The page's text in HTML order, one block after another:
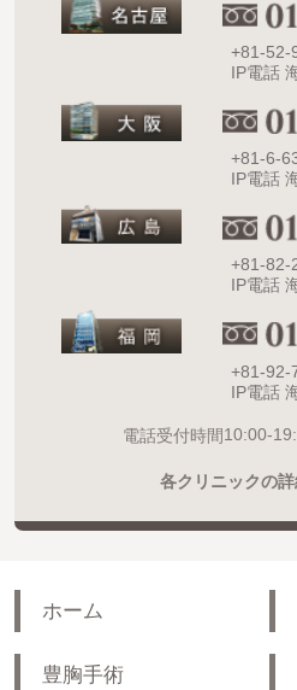
+81-52-
IP電話
+81-6-
IP電話
+81-82-
IP電話
+81-92-
IP電話
電話受付時間10:00-
各クリニックの
ホーム
豊胸手術